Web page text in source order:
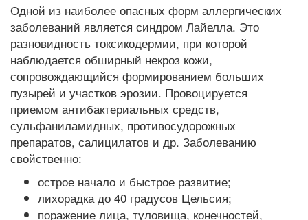
Одной из наиболее опасных форм аллергических
заболеваний является синдром Лайелла. Это
разновидность токсикодермии, при которой
наблюдается обширный некроз кожи,
сопровождающийся формированием больших
пузырей и участков эрозии. Провоцируется
приемом антибактериальных средств,
сульфаниламидных, противосудорожных
препаратов, салицилатов и др. Заболеванию
свойственно:
острое начало и быстрое развитие;
лихорадка до 40 градусов Цельсия;
поражение лица, туловища, конечностей,